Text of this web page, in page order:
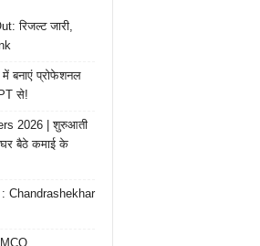
रिजल्ट जारी,
बनाएं प्रोफेशनल
से!
2026 | शुरुआती
घर बैठे कमाई के
Chandrashekhar